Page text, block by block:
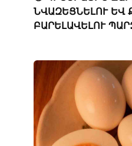
ՆՎԱԶԵՑՆԵԼՈՒ ԵՎ
ԲԱՐԵԼԱՎԵԼՈՒ